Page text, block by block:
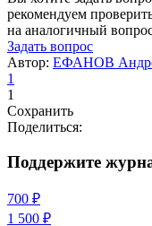
рекомендуем
на аналогичный
Задать вопрос
Автор: ЕФАНОВ
1
1
Сохранить
Поделиться:
Поддержите
700 ₽
1 500 ₽